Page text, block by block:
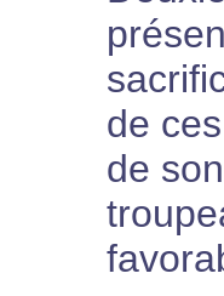
de
de